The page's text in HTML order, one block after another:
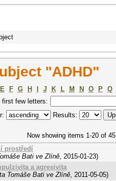
"ADHD"
E F G H J K L M N O P
Q
first few letters:
Results:
Now showing items 1-20 of 45
prostředí
Bati ve Zlíně, 2015-01-23)
a agresivita
Tomáše Bati ve Zlíně, 2011-05-05)